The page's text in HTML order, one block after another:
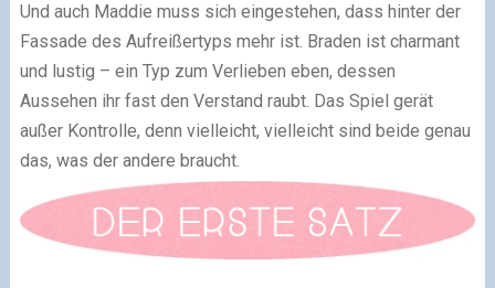
Und auch Maddie muss sich eingestehen, dass hinter der
Fassade des Aufreißertyps mehr ist. Braden ist charmant
und lustig – ein Typ zum Verlieben eben, dessen
Aussehen ihr fast den Verstand raubt. Das Spiel gerät
außer Kontrolle, denn vielleicht, vielleicht sind beide genau
das, was der andere braucht.